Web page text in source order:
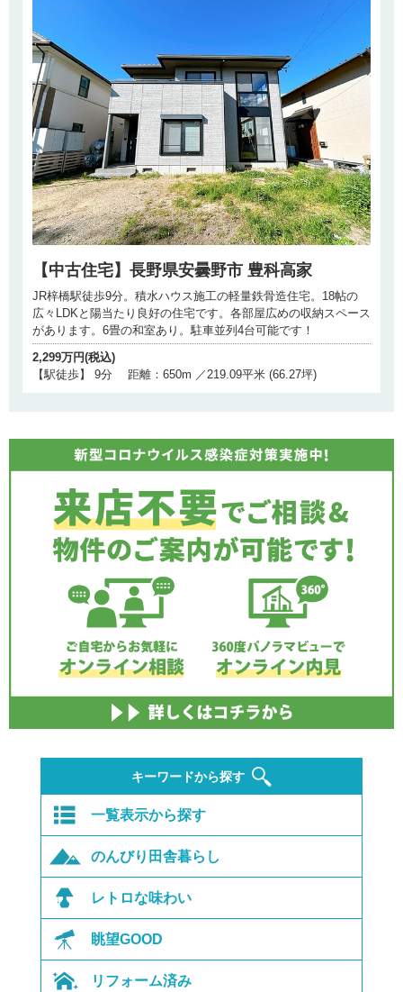
【中古住宅】長野県安曇野市 豊科高家
JR梓橋駅徒歩9分。積水ハウス施工の軽量鉄骨造住宅。18帖の
広々LDKと陽当たり良好の住宅です。各部屋広めの収納スペース
があります。6畳の和室あり。駐車並列4台可能です！
2,299万円(税込)
【駅徒歩】 9分 距離：650m ／219.09平米 (66.27坪)
キーワードから探す
一覧表示から探す
のんびり田舎暮らし
レトロな味わい
眺望GOOD
リフォーム済み